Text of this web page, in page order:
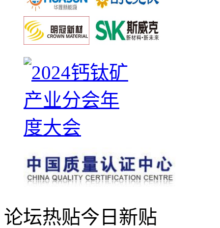
论坛热贴今日新贴